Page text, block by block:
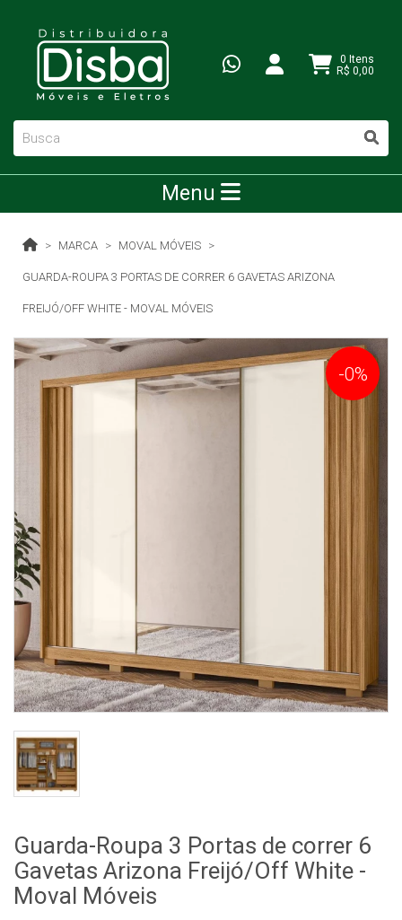
0 Itens
R$ 0,00
Menu
MARCA MOVAL MÓVEIS
GUARDA-ROUPA 3 PORTAS DE CORRER 6 GAVETAS ARIZONA
FREIJÓ/OFF WHITE - MOVAL MÓVEIS
-0%
Guarda-Roupa 3 Portas de correr 6
Gavetas Arizona Freijó/Off White -
Moval Móveis